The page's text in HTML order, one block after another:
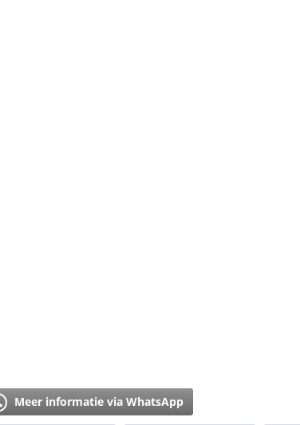
Meer informatie via WhatsApp